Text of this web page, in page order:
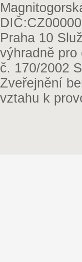
Praha 10
výhradně pro
č. 170/2002
Zveřejnění
vztahu k